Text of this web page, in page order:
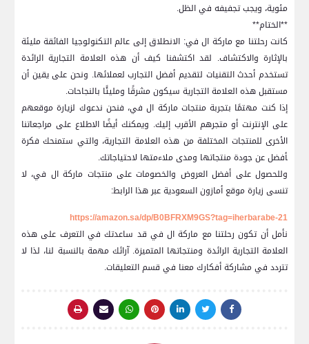
مئوية، ويجب تجفيفه في الظل.
**الختام**
كانت رحلتنا مع ماركة‌ ال في: الانطلاق إلى​ عالم التكنولوجيا الفائقة مليئة
بالإثارة والاكتشاف. لقد اكتشفنا كيف أن ⁢هذه العلامة التجارية الرائدة
تستخدم أحدث التقنيات لتقديم أفضل التجارب لعملائها. ونحن⁤ على يقين أن
مستقبل هذه العلامة ⁣التجارية سيكون مشرقًا⁢ ومليئًا‌ بالنجاحات.
إذا كنت مهتمًا بتجربة منتجات ماركة ال في، فنحن ندعوك لزيارة موقعهم​
على الإنترنت أو متجرهم الأقرب إليك. ويمكنك أيضًا الاطلاع ⁤على مراجعاتنا
الأخرى للمنتجات المختلفة من هذه العلامة التجارية،⁢ والتي ستمنحك فكرة
‍أفضل⁣ عن جودة منتجاتها ومدى ملاءمتها لاحتياجاتك.
وللحصول على أفضل العروض والخصومات على منتجات ماركة ال في، لا⁣
تنسى زيارة موقع أمازون السعودية عبر هذا الرابط:
https://amazon.sa/dp/B0BFRXM9GS?tag=iherbarabe-21
نأمل أن تكون رحلتنا ⁤مع ماركة ال في قد ساعدتك في⁤ التعرف على هذه
العلامة التجارية الرائدة ومنتجاتها المتميزة. آرائك مهمة‌ بالنسبة لنا، لذا لا
تتردد في مشاركة أفكارك معنا في قسم التعليقات.